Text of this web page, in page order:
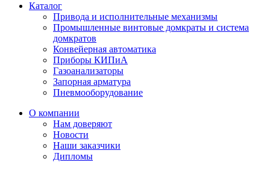
Каталог
Привода и исполнительные механизмы
Промышленные винтовые домкраты и система
домкратов
Конвейерная автоматика
Приборы КИПиА
Газоанализаторы
Запорная арматура
Пневмооборудование
О компании
Нам доверяют
Новости
Наши заказчики
Дипломы